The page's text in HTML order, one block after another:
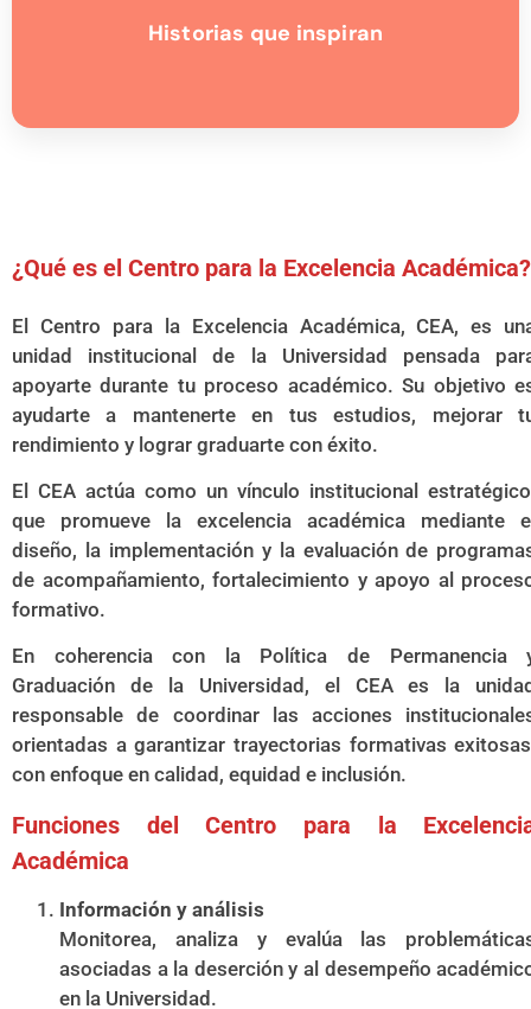
Historias que inspiran
¿Qué es el Centro para la Excelencia Académica?
El Centro para la Excelencia Académica, CEA, es
unidad institucional de la Universidad pensada
apoyarte durante tu proceso académico. Su objetivo
ayudarte a mantenerte en tus estudios, mejorar
rendimiento y lograr graduarte con éxito.
El CEA actúa como un vínculo institucional
que promueve la excelencia académica mediante
diseño, la implementación y la evaluación de
de acompañamiento, fortalecimiento y apoyo al
formativo.
En coherencia con la Política de Permanencia
Graduación de la Universidad, el CEA es la
responsable de coordinar las acciones
orientadas a garantizar trayectorias formativas
con enfoque en calidad, equidad e inclusión.
Funciones del Centro para la
Académica
Información y análisis
Monitorea, analiza y evalúa las
asociadas a la deserción y al desempeño
en la Universidad.